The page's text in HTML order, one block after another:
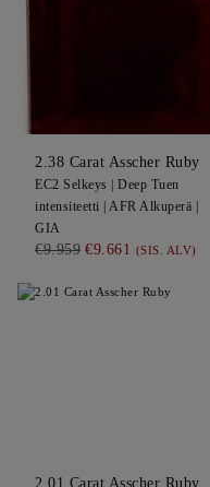
2.38 Carat Asscher Ruby
EC2 Selkeys | Deep Tuen
intensiteetti | AFR Alkuperä |
GIA
€9.959 €9.661 (SIS. ALV)
2.01 Carat Asscher Ruby